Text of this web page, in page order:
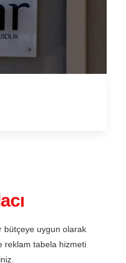
bütçeye uygun olarak
reklam tabela hizmeti